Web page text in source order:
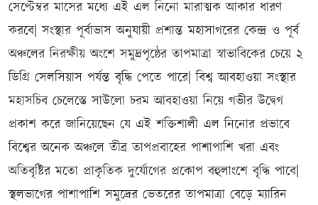
সেপ্টেম্বর মাসের মধ্যে এই এল নিনো মারাত্মক আকার ধারণ
করবে| সংস্থার পূর্বাভাস অনুযায়ী প্রশান্ত মহাসাগরের কেন্দ্র ও পূর্ব
অঞ্চলের নিরক্ষীয় অংশে সমুদ্রপৃষ্ঠের তাপমাত্রা স্বাভাবিকের চেয়ে ২
ডিগ্রি সেলসিয়াস পর্যন্ত বৃদ্ধি পেতে পারে| বিশ্ব আবহাওয়া সংস্থার
মহাসচিব চেলেস্তে সাউলো চরম আবহাওয়া নিয়ে গভীর উদ্বেগ
প্রকাশ করে জানিয়েছেন যে এই শক্তিশালী এল নিনোর প্রভাবে
বিশ্বের অনেক অঞ্চলে তীব্র তাপপ্রবাহের পাশাপাশি খরা এবং
অতিবৃষ্টির মতো প্রাকৃতিক দুর্যোগের প্রকোপ বহুলাংশে বৃদ্ধি পাবে|
স্থলভাগের পাশাপাশি সমুদ্রের ভেতরের তাপমাত্রা বেড়ে ম্যারিন